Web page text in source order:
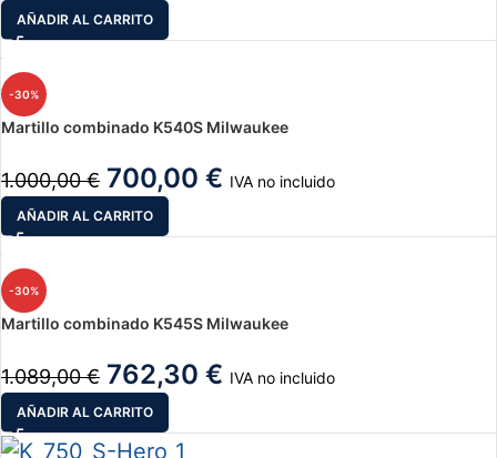
AÑADIR AL CARRITO
-30%
Martillo combinado K540S Milwaukee
1.000,00€ 700,00 € IVA no incluido
AÑADIR AL CARRITO
-30%
Martillo combinado K545S Milwaukee
1.089,00€ 762,30 € IVA no incluido
AÑADIR AL CARRITO